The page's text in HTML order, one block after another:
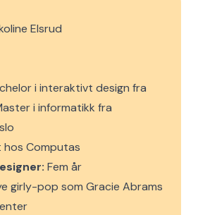
Elsrud
i interaktivt design fra
i informatikk fra
hos Computas
Fem år
girly-pop som Gracie Abrams